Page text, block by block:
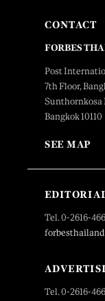
CONTACT
FORBES
Post
7th Floor,
Sunthornkosa
Bangkok 10110
SEE MAP
Tel. 0-2616-
Tel. 0-2616-